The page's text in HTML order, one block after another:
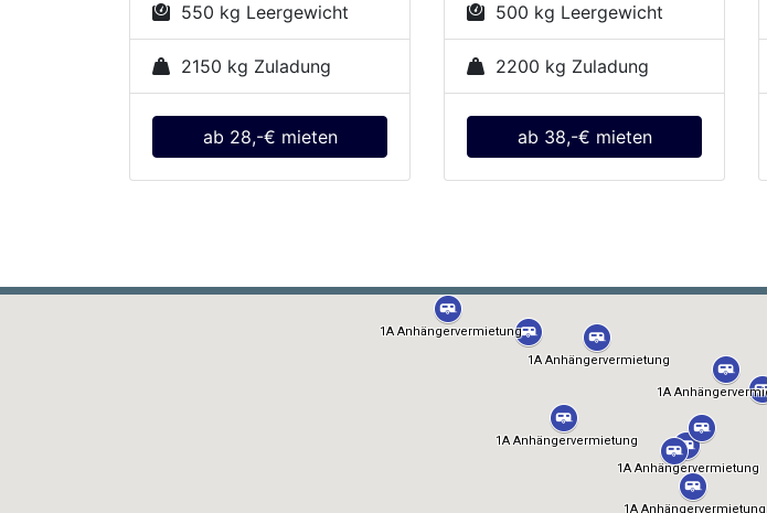
550 kg Leergewicht
2150 kg Zuladung
ab 28,-€ mieten
500 kg Leergewicht
2200 kg Zuladung
ab 38,-€ mieten